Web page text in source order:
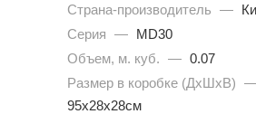
Страна-производитель —
Серия — MD30
Объем, м. куб. — 0.07
Размер в коробке (ДхШхВ)
95х28х28см